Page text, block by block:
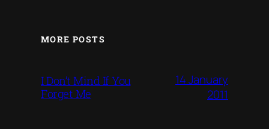
MORE POSTS
I Don’t Mind If You
Forget Me
14 January
2011